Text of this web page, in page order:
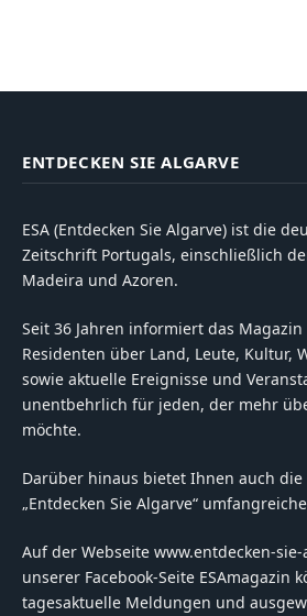
ENTDECKEN SIE ALGARVE
ESA (Entdecken Sie Algarve) ist die
Zeitschrift Portugals, einschließlich
Madeira und Azoren.
Seit 36 Jahren informiert das
Residenten über Land, Leute, Kultur,
sowie aktuelle Ereignisse und
unentbehrlich für jeden, der mehr
möchte.
Darüber hinaus bietet Ihnen auch die
„Entdecken Sie Algarve“
Auf der Webseite www.entdecken-
unserer Facebook-Seite ESAmagazin
tagesaktuelle Meldungen und